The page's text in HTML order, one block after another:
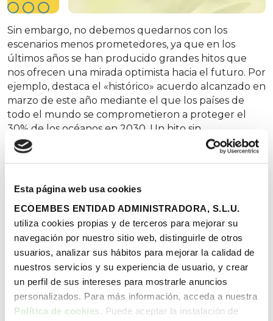
Esta página web usa cookies
ECOEMBES ENTIDAD ADMINISTRADORA, S.L.U.
utiliza cookies propias y de terceros para mejorar su
navegación por nuestro sitio web, distinguirle de otros
usuarios, analizar sus hábitos para mejorar la calidad de
nuestros servicios y su experiencia de usuario, y crear
un perfil de sus intereses para mostrarle anuncios
personalizados. Para más información, acceda a nuestra
Política de cookies. Puede aceptar la instalación de
Sin embargo, no debemos quedarnos con los
escenarios menos prometedores, ya que en los
últimos años se han producido grandes hitos que
nos ofrecen una mirada optimista hacia el futuro. Por
ejemplo, destaca el «histórico» acuerdo alcanzado en
marzo de este año mediante el que los países de
todo el mundo se comprometieron a proteger el
30% de los océanos en 2030. Un hito sin
precedentes que, según diferentes organizaciones
ecologistas, será clave para
consecuencias positivas que esta medida tendrá para
largo plazo de los mares y sus especies animales y
vegetales.
Conocer los ecosistemas
marinos de España para
protegerlos
Sin embargo, eléxito de la regeneración de los